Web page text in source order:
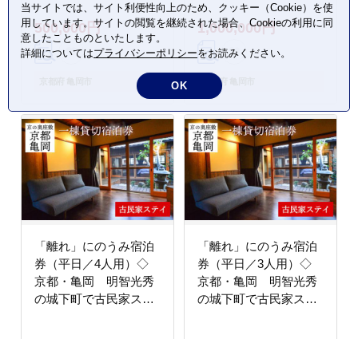
ベル 旅行券 宿泊券 予
約 チケット ホテル 観
光 おすすめ
500,000円
ベル 旅行券 宿泊券 予
約 チケット ホテル 観
光 おすすめ
1,000,000円
京都府 亀岡市
「離れ」にのうみ宿泊
券（平日／4人用）◇
京都・亀岡 明智光秀
の城下町で古民家ステ
「離れ」にのうみ宿泊
券（平日／3人用）◇
京都・亀岡 明智光秀
の城下町で古民家ステ
当サイトでは、サイト利便性向上のため、クッキー（Cookie）を使
用しています。サイトの閲覧を継続された場合、Cookieの利用に同
意したことものといたします。
詳細についてはプライバシーポリシーをお読みください。
OK